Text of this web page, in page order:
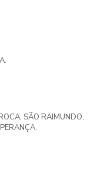
SÃO RAIMUNDO,